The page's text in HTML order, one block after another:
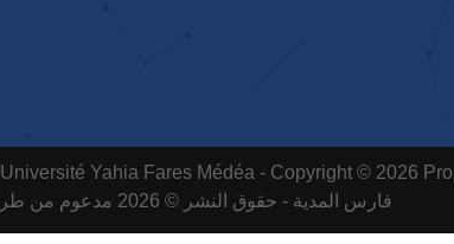
Université Yahia Fares Médéa - Copyright © 2026
فارس المدية - حقوق النشر © 2026 مدعوم من طرف خلية التعليم عن بعد